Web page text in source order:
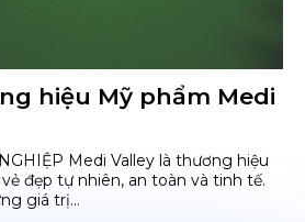
hiệu Mỹ phẩm Medi
Medi Valley là thương hiệu
đẹp tự nhiên, an toàn và tinh tế.
giá trị...